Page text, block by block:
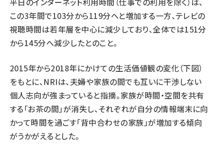
この3年間で103分から119分へと増加する一方、テレビの
視聴時間は若年層を中心に減少しており、全体では151分
から145分へ減少したとのこと。
2015年から2018年にかけての生活価値観の変化（下図）
をもとに、NRIは、夫婦や家族の間でも互いに干渉しない
個人志向が強まっていると指摘。家族が時間・空間を共有
する「お茶の間」が消失し、それぞれが自分の情報端末に向
かって時間を過ごす「背中合わせの家族」が増加する傾向
がうかがえるとした。